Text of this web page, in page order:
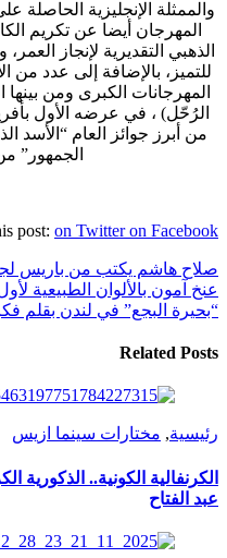
والممثلة الإنجليزية الحاصلة
المهرجان أيضا عن تكريم
الذهبي التقديرية لإنجاز
للتميز، بالإضافة إلى عدد من
الرُحّل) ، في عرضه الأول
من أبرز جوائز العام “الأسد
الجمهور”
post: on Twitter on Facebook
صلاح هاشم يكتب من باريس
عنخ آمون بالألوان الطبيعية
“بحيرة البجع” في لندن بقلم
Related Posts
رئيسية, مختارات سينما ازيس
الكرنفالية الكونية.. الذكورية
عبد الفتاح